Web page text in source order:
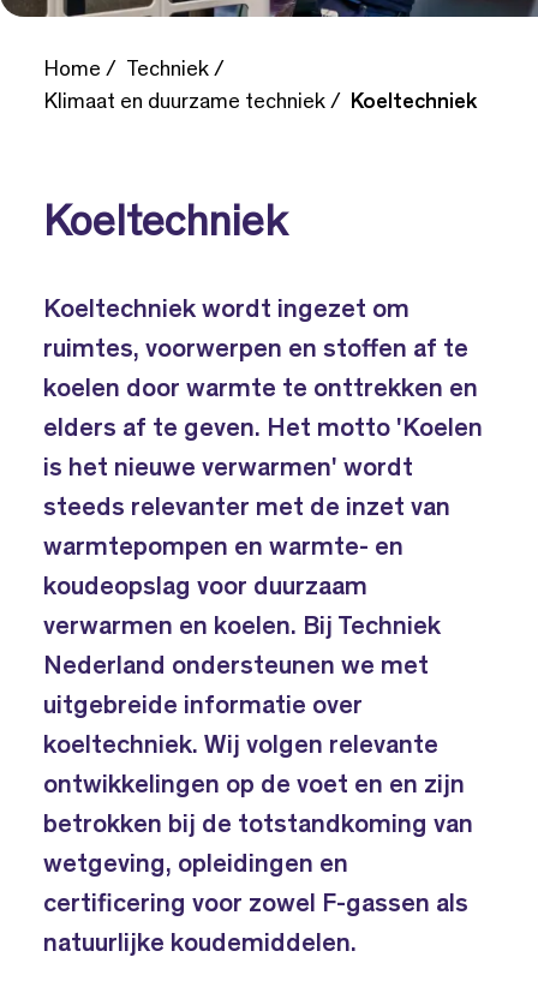
Home
Techniek
Klimaat en duurzame techniek
Koeltechniek
Koeltechniek
Koeltechniek wordt ingezet om
ruimtes, voorwerpen en stoffen af te
koelen door warmte te onttrekken en
elders af te geven. Het motto 'Koelen
is het nieuwe verwarmen' wordt
steeds relevanter met de inzet van
warmtepompen en warmte- en
koudeopslag voor duurzaam
verwarmen en koelen. Bij Techniek
Nederland ondersteunen we met
uitgebreide informatie over
koeltechniek. Wij volgen relevante
ontwikkelingen op de voet en en zijn
betrokken bij de totstandkoming van
wetgeving, opleidingen en
certificering voor zowel F-gassen als
natuurlijke koudemiddelen.